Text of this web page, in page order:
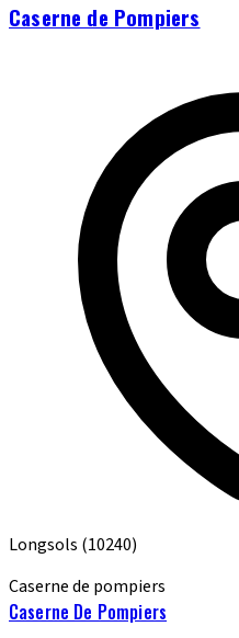
Caserne de Pompiers
Longsols (10240)
Caserne de pompiers
Caserne De Pompiers